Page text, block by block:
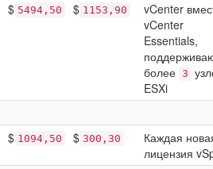
$ 5494,50 $ 1153,90
vCenter
vCenter
Essentials,
более 3
ESXi
$ 1094,50 $ 300,30
Каждая
лицензия